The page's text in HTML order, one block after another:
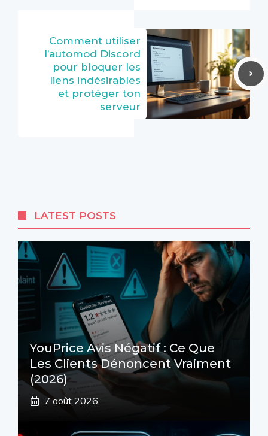
Comment utiliser
l’automod Discord
pour bloquer les
liens indésirables
et protéger ton
serveur
LATEST POSTS
YouPrice Avis Négatif : Ce Que
Les Clients Dénoncent Vraiment
(2026)
7 août 2026